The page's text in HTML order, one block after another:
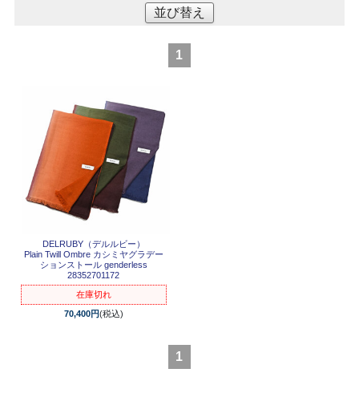
並び替え
1
DELRUBY（デルルビー）
Plain Twill Ombre カシミヤグラデー
ションストール genderless
28352701172
在庫切れ
70,400円(税込)
1